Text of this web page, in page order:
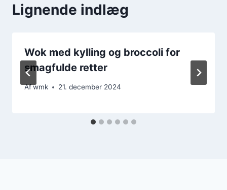
Lignende indlæg
Wok med kylling og broccoli for
smagfulde retter
Afwmk 21. december 2024